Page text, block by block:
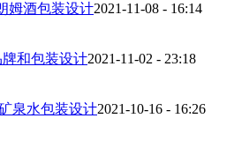
姆酒包装设计2021-11-08 - 16:14
牌和包装设计2021-11-02 - 23:18
泉水包装设计2021-10-16 - 16:26